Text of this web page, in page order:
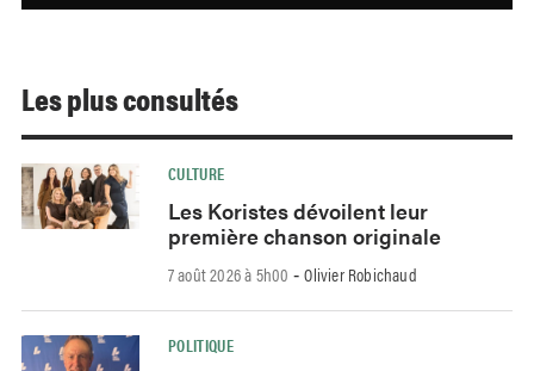
Les plus consultés
CULTURE
Les Koristes dévoilent leur
première chanson originale
7 août 2026 à 5h00 -Olivier Robichaud
POLITIQUE